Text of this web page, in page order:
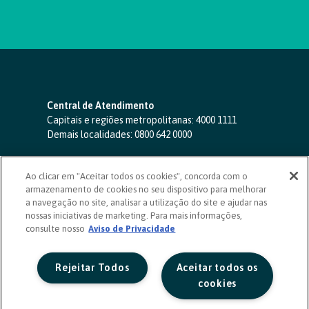
Central de Atendimento
Capitais e regiões metropolitanas: 4000 1111
Demais localidades: 0800 642 0000
SAC 24 horas-0800 724 4420
Ouvidoria
0800 725 0996
(de segunda a sexta, das 8h às 20h)
ouvidoriasicoob.com.br
Deficientes auditivos ou de fala
Ao clicar em "Aceitar todos os cookies", concorda com o
armazenamento de cookies no seu dispositivo para melhorar
a navegação no site, analisar a utilização do site e ajudar nas
nossas iniciativas de marketing. Para mais informações,
consulte nosso Aviso de Privacidade
Aceitar todos os
cookies
Rejeitar Todos